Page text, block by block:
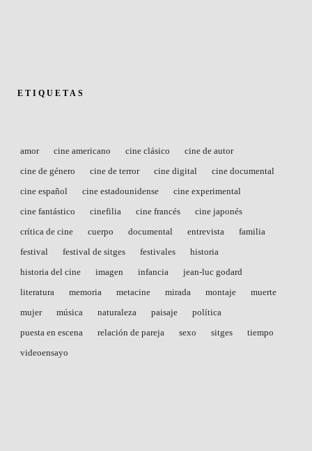
ETIQUETAS
amor cine americano cine clásico
cine de autor
cine de género
cine de terror cine digital
cine documental
cine español
cine estadounidense
cine experimental
cine fantástico
cinefilia cine francés
cine japonés
crítica de cine
cuerpo documental entrevista
familia
festival
festival de sitges festivales
historia
historia del cine
imagen infancia
jean-luc godard
literatura
memoria metacine mirada montaje
muerte
mujer
música naturaleza paisaje
política
puesta en escena
relación de pareja sexo sitges
tiempo
videoensayo